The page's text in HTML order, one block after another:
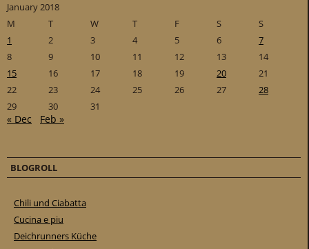
January 2018
M
T W T F S
S
1
2 3 4 5 6
7
8
9 10 11 12 13
14
15
16 17 18 19 20
21
22
23 24 25 26 27
28
29
30 31
« Dec Feb »
BLOGROLL
Chili und Ciabatta
Cucina e piu
Deichrunners Küche